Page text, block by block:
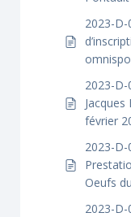
2023-
2023-
février
2023-
Oeufs
2023-